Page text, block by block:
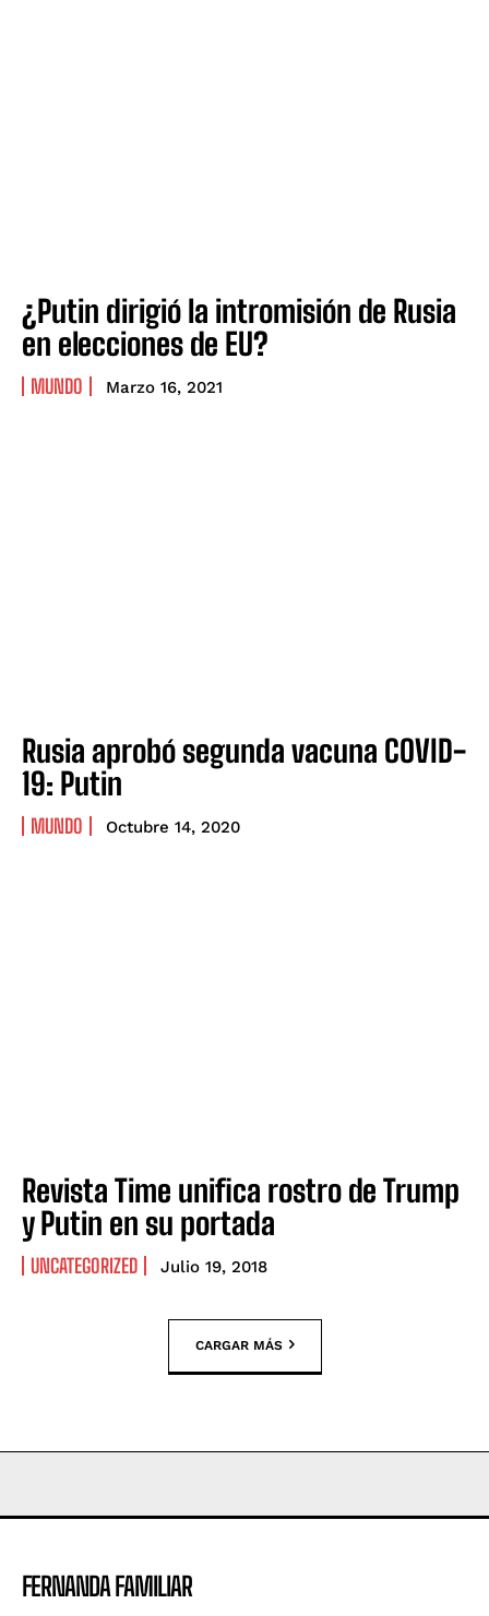
¿Putin dirigió la intromisión de Rusia
en elecciones de EU?
MUNDO Marzo 16, 2021
Rusia aprobó segunda vacuna COVID-
19: Putin
MUNDO Octubre 14, 2020
Revista Time unifica rostro de Trump
y Putin en su portada
UNCATEGORIZED Julio 19, 2018
CARGAR MÁS
FERNANDA FAMILIAR